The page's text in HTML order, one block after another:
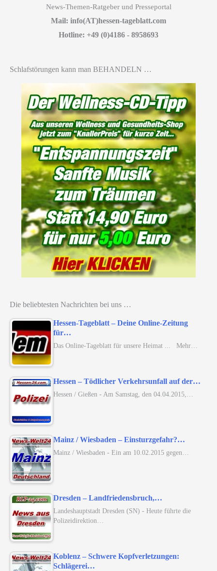
News-Themen-Ratgeber und Presseportal
Mail: info(AT)hessen-tageblatt.com
Hotline: +49 (0)4186 - 8958693
Schlafstörungen kann man BEHANDELN …
Die beliebtesten Nachrichten bei uns …
Hessen-Tageblatt – Deine Online-Zeitung
für…
Das Online-Tageblatt für unsere Heimat ... Mehr…
Hessen – Tödlicher Verkehrsunfall auf der…
Hessen / Gießen - Am Samstag, den 04.04.2015,…
Mainz / Wiesbaden – Einsturzgefahr?…
Mainz / Wiesbaden - Ein am 10.02.2015 gegen…
Dresden – Landfriedensbruch,…
Landeshauptstadt Dresden (SN) - Heute führte die
Polizeidirektion…
Koblenz – Schwere Kopfverletzungen:
Schlägerei…